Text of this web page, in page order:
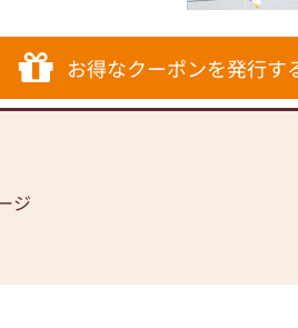
仏事コーディネータ
お客様に安心してお
ないサービスに努め
を第一に、皆様のご
お得なクーポンを発行す
ジ